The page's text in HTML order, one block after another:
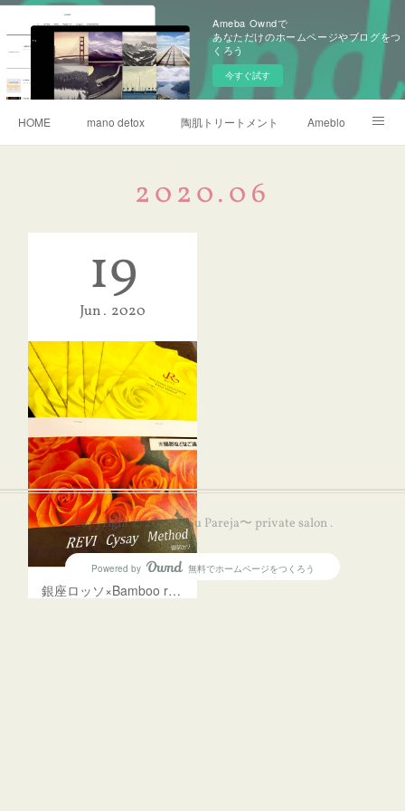
Ameba Owndで
あなただけのホームページやブログをつ
くろう
今すぐ試す
HOME mano detox 陶肌トリートメント Ameblo
2020.06
19
Jun 2020
銀座ロッソ×Bamboo relaxation✨勉強会
Copyright ©2026〜Su Pareja〜 private salon .
Powered by AmebaOwnd
無料でホームページをつくろう